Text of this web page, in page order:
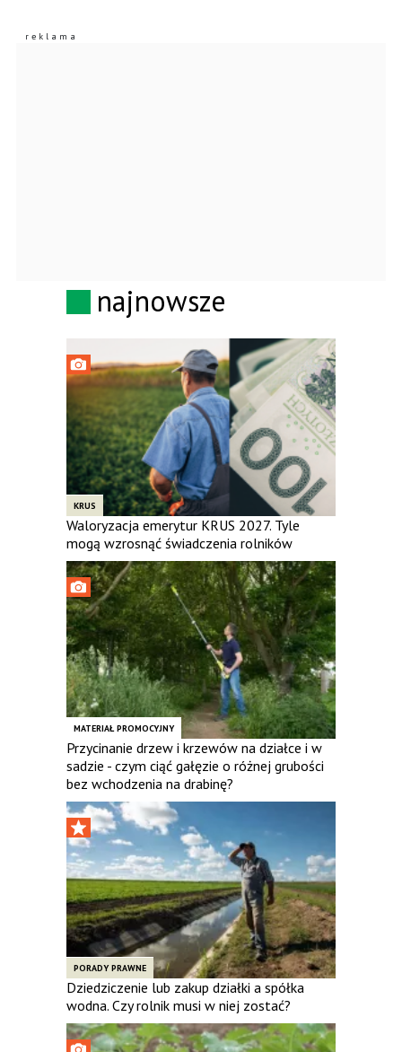
najnowsze
KRUS
Waloryzacja emerytur KRUS 2027. Tyle
mogą wzrosnąć świadczenia rolników
MATERIAŁ PROMOCYJNY
Przycinanie drzew i krzewów na działce i w
sadzie - czym ciąć gałęzie o różnej grubości
bez wchodzenia na drabinę?
PORADY PRAWNE
Dziedziczenie lub zakup działki a spółka
wodna. Czy rolnik musi w niej zostać?